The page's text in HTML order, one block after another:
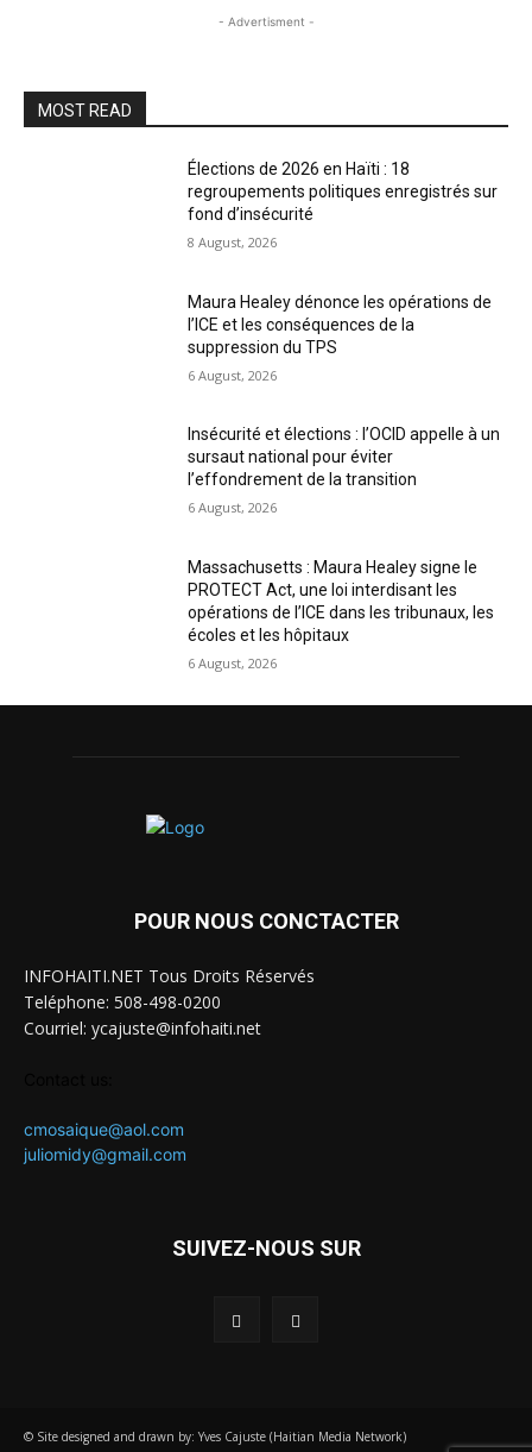
- Advertisment -
MOST READ
Élections de 2026 en Haïti : 18
regroupements politiques enregistrés sur
fond d’insécurité
8 August, 2026
Maura Healey dénonce les opérations de
l’ICE et les conséquences de la
suppression du TPS
6 August, 2026
Insécurité et élections : l’OCID appelle à un
sursaut national pour éviter
l’effondrement de la transition
6 August, 2026
Massachusetts : Maura Healey signe le
PROTECT Act, une loi interdisant les
opérations de l’ICE dans les tribunaux, les
écoles et les hôpitaux
6 August, 2026
POUR NOUS CONCTACTER
INFOHAITI.NET Tous Droits Réservés
Teléphone: 508-498-0200
Courriel: ycajuste@infohaiti.net
cmosaique@aol.com
juliomidy@gmail.com
SUIVEZ-NOUS SUR
© Site designed and drawn by: Yves Cajuste (Haitian Media Network)